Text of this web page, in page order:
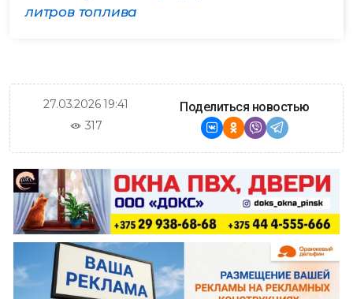
литров топлива
27.03.2026 19:41
317
Поделиться новостью